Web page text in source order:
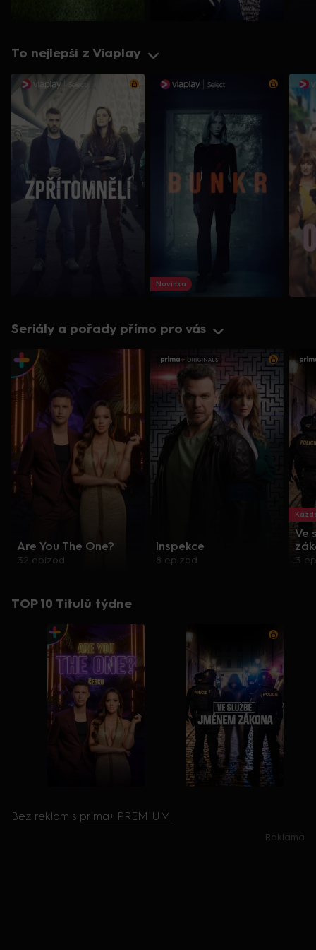
To nejlepší z Viaplay
Novinka
Seriály a pořady přímo pro vás
Are You The One?
32 epizod
Inspekce
8 epizod
Ve
3
TOP 10 Titulů týdne
Bez reklam s prima+ PREMIUM
Reklama